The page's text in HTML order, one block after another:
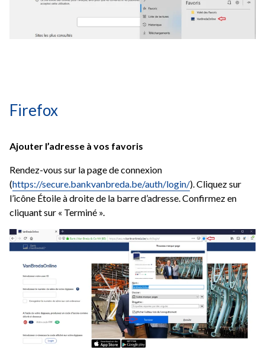
Firefox
Ajouter l’adresse à vos favoris
Rendez-vous sur la page de connexion
(https://secure.bankvanbreda.be/auth/login/). Cliquez sur
l’icône Étoile à droite de la barre d’adresse. Confirmez en
cliquant sur « Terminé ».